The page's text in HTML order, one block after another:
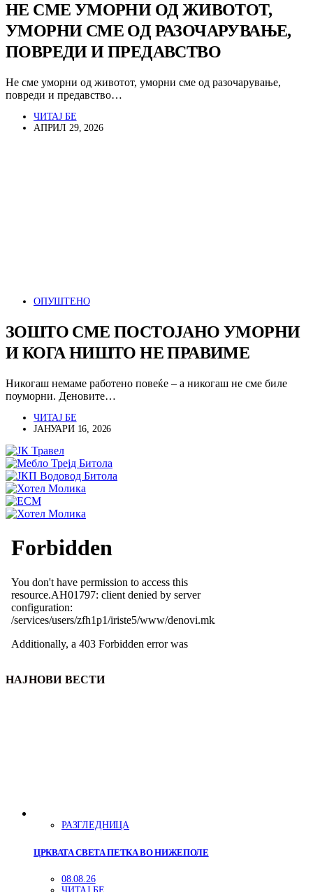
НЕ СМЕ УМОРНИ ОД ЖИВОТОТ,
УМОРНИ СМЕ ОД РАЗОЧАРУВАЊЕ,
ПОВРЕДИ И ПРЕДАВСТВО
Не сме уморни од животот, уморни сме од разочарување,
повреди и предавство…
ЧИТАЈ БЕ
АПРИЛ 29, 2026
ОПУШТЕНО
ЗОШТО СМЕ ПОСТОЈАНО УМОРНИ
И КОГА НИШТО НЕ ПРАВИМЕ
Никогаш немаме работено повеќе – а никогаш не сме биле
поуморни. Деновите…
ЧИТАЈ БЕ
ЈАНУАРИ 16, 2026
НАЈНОВИ ВЕСТИ
РАЗГЛЕДНИЦА
ЦРКВАТА СВЕТА ПЕТКА ВО НИЖЕПОЛЕ
08.08.26